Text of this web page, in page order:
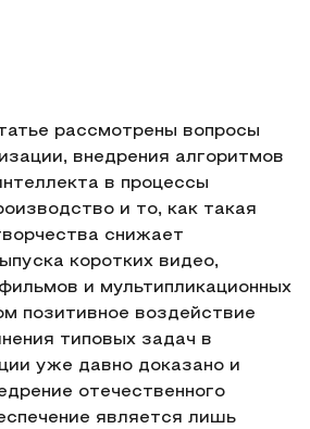
рассмотрены вопросы
внедрения алгоритмов
в процессы
и то, как такая
снижает
коротких видео,
и мультипликационных
позитивное воздействие
типовых задач в
уже давно доказано и
отечественного
является лишь